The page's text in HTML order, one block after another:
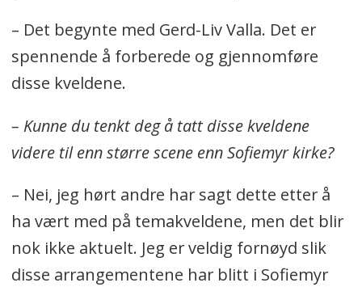
– Det begynte med Gerd-Liv Valla. Det er
spennende å forberede og gjennomføre
disse kveldene.
– Kunne du tenkt deg å tatt disse kveldene
videre til enn større scene enn Sofiemyr kirke?
– Nei, jeg hørt andre har sagt dette etter å
ha vært med på temakveldene, men det blir
nok ikke aktuelt. Jeg er veldig fornøyd slik
disse arrangementene har blitt i Sofiemyr